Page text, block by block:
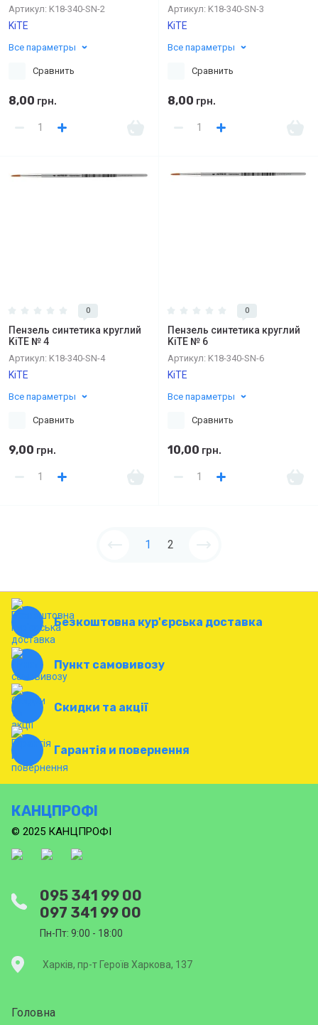
Артикул: K18-340-SN-2
KiTE
Все параметры
Сравнить
8,00 грн.
Артикул: K18-340-SN-3
KiTE
Все параметры
Сравнить
8,00 грн.
0
Пензель синтетика круглий
KiTE № 4
Артикул: K18-340-SN-4
KiTE
Все параметры
Сравнить
9,00 грн.
0
Пензель синтетика круглий
KiTE № 6
Артикул: K18-340-SN-6
KiTE
Все параметры
Сравнить
10,00 грн.
1 2
Безкоштовна кур'єрська доставка
Пункт самовивозу
Скидки та акції
Гарантія и повернення
КАНЦПРОФІ
© 2025 КАНЦПРОФІ
095 341 99 00
097 341 99 00
Пн-Пт: 9:00 - 18:00
Харків, пр-т Героїв Харкова, 137
Головна